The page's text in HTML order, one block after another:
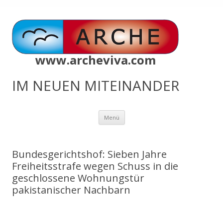
www.archeviva.com
IM NEUEN MITEINANDER
Menü Zum
springen
Bundesgerichtshof: Sieben Jahre
Freiheitsstrafe wegen Schuss in die
geschlossene Wohnungstür
pakistanischer Nachbarn